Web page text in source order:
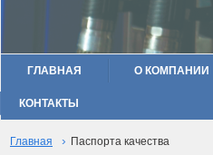
ГЛАВНАЯ О КОМПАНИИ
КОНТАКТЫ
Главная › Паспорта качества